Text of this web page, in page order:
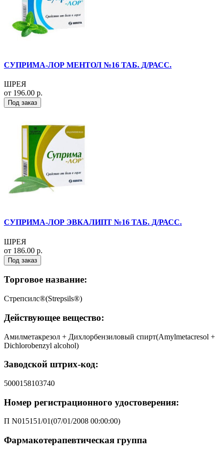
СУПРИМА-ЛОР МЕНТОЛ №16 ТАБ. Д/РАСС.
ШРЕЯ
от 196.00 р.
Под заказ
СУПРИМА-ЛОР ЭВКАЛИПТ №16 ТАБ. Д/РАСС.
ШРЕЯ
от 186.00 р.
Под заказ
Торговое название:
Стрепсилс®(Strepsils®)
Действующее вещество:
Амилметакрезол + Дихлорбензиловый спирт(Amylmetacresol +
Dichlorobenzyl alcohol)
Заводской штрих-код:
5000158103740
Номер регистрационного удостоверения:
П N015151/01(07/01/2008 00:00:00)
Фармакотерапевтическая группа